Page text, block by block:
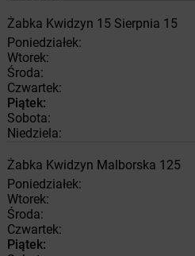
Żabka Kwidzyn 15 Sierpnia 15
Poniedziałek:
Wtorek:
Środa:
Czwartek:
Piątek:
Sobota:
Niedziela:
Żabka Kwidzyn Malborska 125
Poniedziałek:
Wtorek:
Środa:
Czwartek:
Piątek: